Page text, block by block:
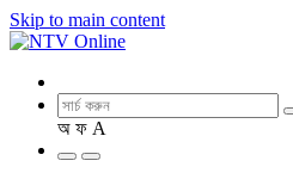
Skip to main content
অ ফ A